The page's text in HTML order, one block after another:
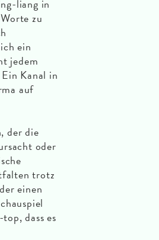
liang in
zu
ein
jedem
Kanal in
auf
der die
oder
trotz
einen
dass es